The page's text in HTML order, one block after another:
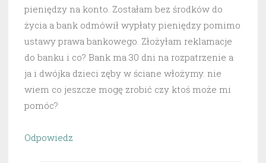
pieniędzy na konto. Zostałam bez środków do
życia a bank odmówił wypłaty pieniędzy pomimo
ustawy prawa bankowego. Złożyłam reklamacje
do banku i co? Bank ma 30 dni na rozpatrzenie a
ja i dwójka dzieci zęby w ściane włożymy. nie
wiem co jeszcze mogę zrobić czy ktoś może mi
pomóc?
Odpowiedz